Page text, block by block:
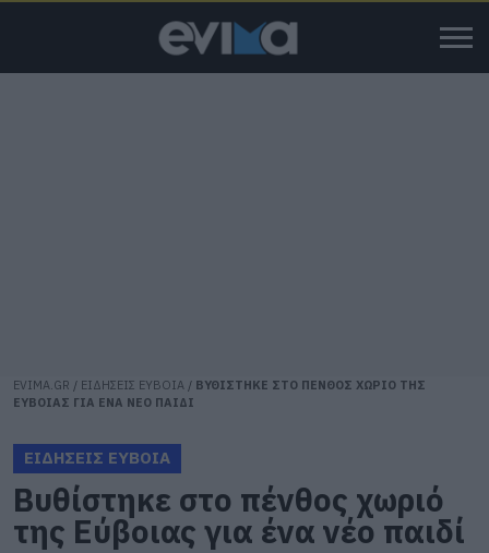
EVIMA.GR / ΕΙΔΗΣΕΙΣ ΕΥΒΟΙΑ / ΒΥΘΙΣΤΗΚΕ ΣΤΟ ΠΕΝΘΟΣ ΧΩΡΙΟ ΤΗΣ
ΕΥΒΟΙΑΣ ΓΙΑ ΕΝΑ ΝΕΟ ΠΑΙΔΙ
ΕΙΔΗΣΕΙΣ ΕΥΒΟΙΑ
Βυθίστηκε στο πένθος χωριό
της Εύβοιας για ένα νέο παιδί